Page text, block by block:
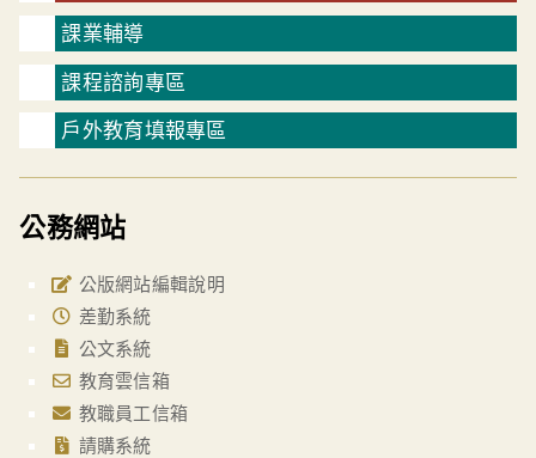
課業輔導
課程諮詢專區
戶外教育填報專區
公務網站
公版網站編輯說明
差勤系統
公文系統
教育雲信箱
教職員工信箱
請購系統